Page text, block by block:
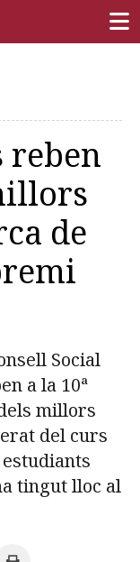
reben
de
Social
a la 10ª
millors
del curs
estudiants
tingut lloc al